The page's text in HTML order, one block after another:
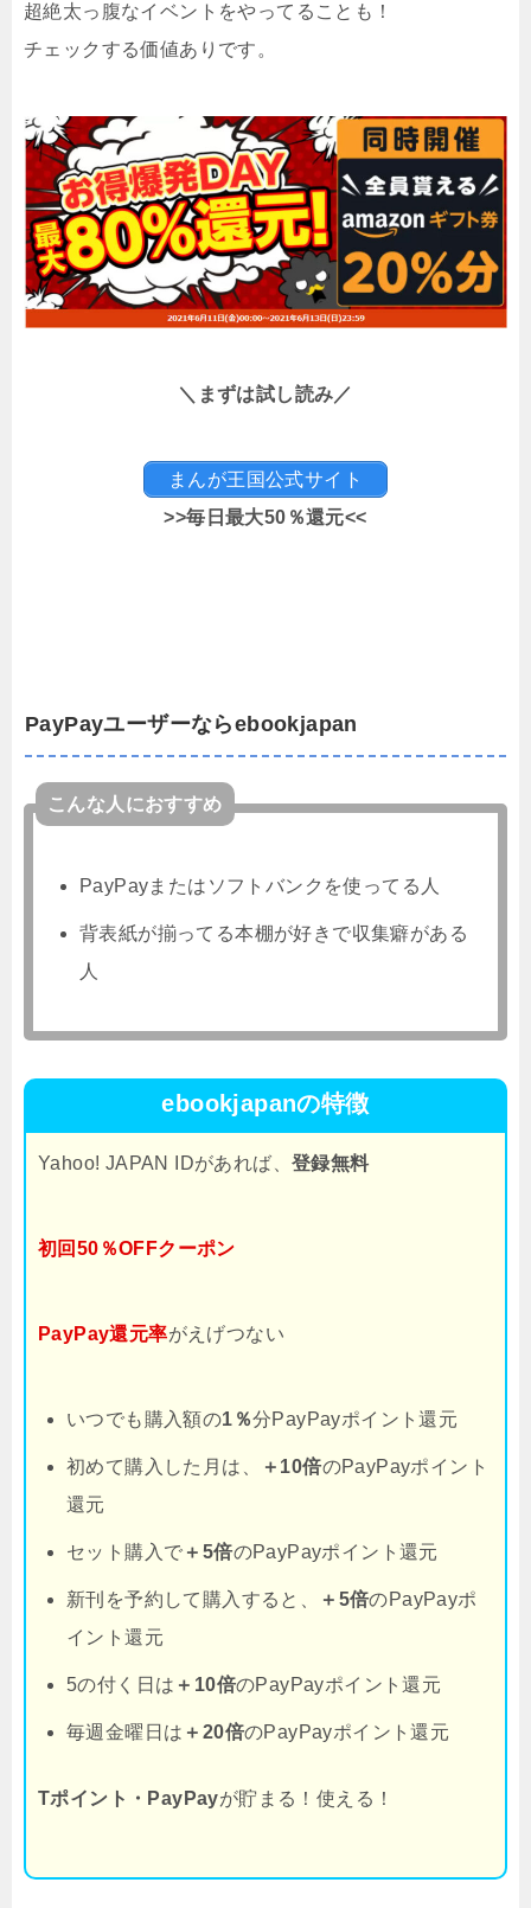
超絶太っ腹なイベントをやってることも！
チェックする価値ありです。
＼まずは試し読み／
まんが王国公式サイト
>>毎日最大50％還元<<
PayPayユーザーならebookjapan
こんな人におすすめ
PayPayまたはソフトバンクを使ってる人
背表紙が揃ってる本棚が好きで収集癖がある
人
ebookjapanの特徴
Yahoo! JAPAN IDがあれば、 登録無料
初回50％OFFクーポン
PayPay還元率がえげつない
いつでも購入額の1％分PayPayポイント還元
初めて購入した月は、 ＋10倍のPayPayポイント
還元
セット購入で ＋5倍のPayPayポイント還元
新刊を予約して購入すると、 ＋5倍のPayPayポ
イント還元
5の付く日は ＋10倍のPayPayポイント還元
毎週金曜日は ＋20倍のPayPayポイント還元
Tポイント・PayPayが貯まる！使える！